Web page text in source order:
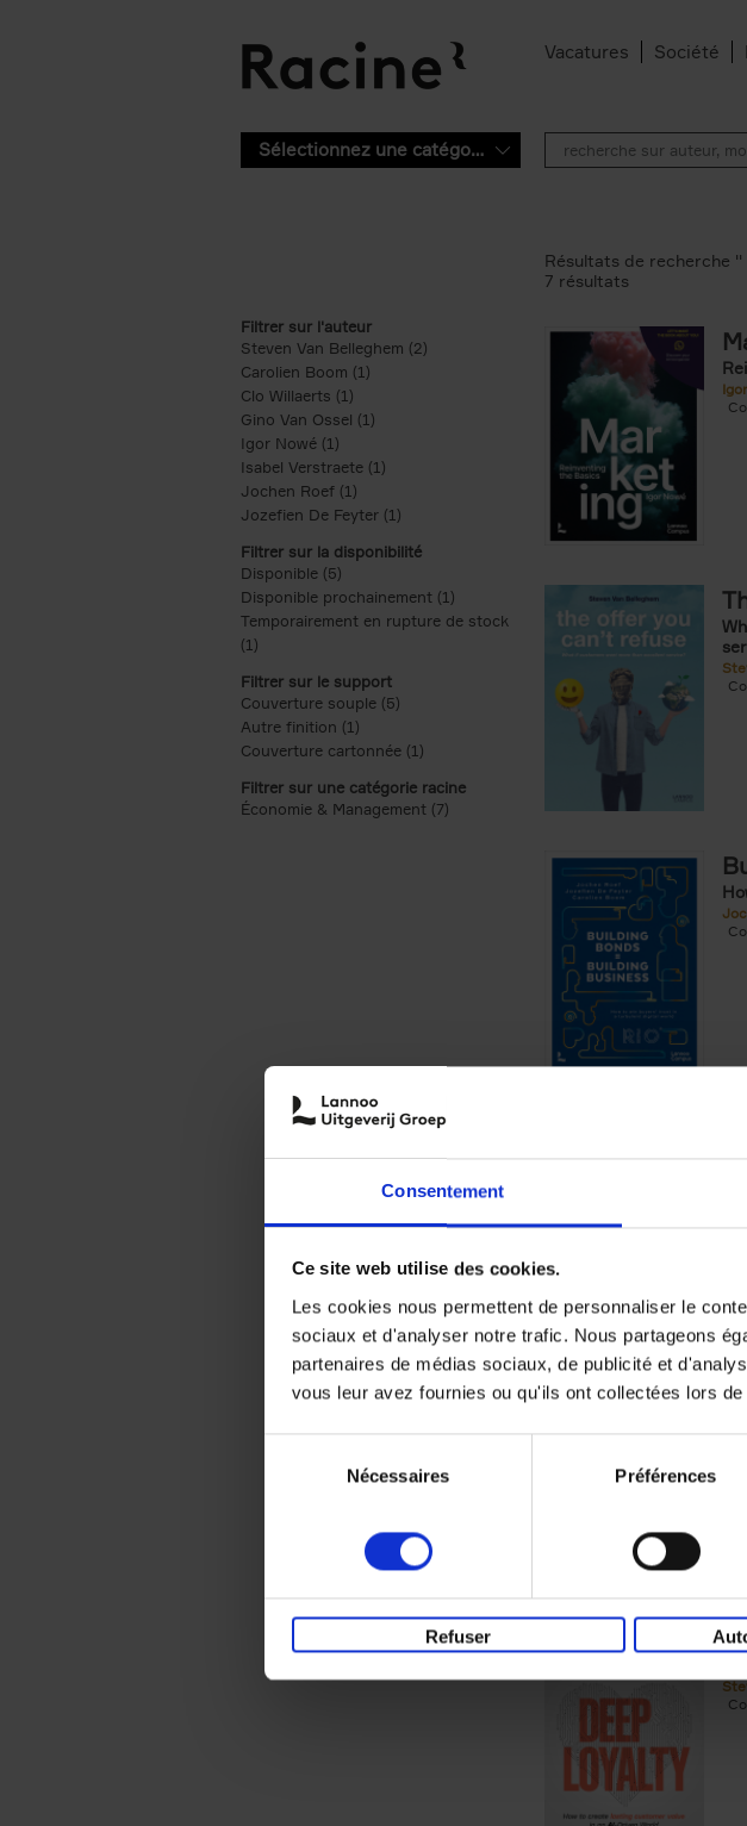
Consentement
Ce site web utilise des cookies.
Les cookies nous permettent de personnaliser le
sociaux et d'analyser notre trafic. Nous partageons
partenaires de médias sociaux, de publicité et
vous leur avez fournies ou qu'ils ont collectées lors
Nécessaires Préférences
Refuser
Vacatures Société
Sélectionnez une catégorie
Filtrer sur l'auteur
Steven Van Belleghem (2) Apply Steven Van Belleghem filter
Carolien Boom (1)
Clo Willaerts (1)
Gino Van Ossel (1)
Igor Nowé (1)
Isabel Verstraete (1) Apply Isabel Verstraete filter
Jochen Roef (1)
Jozefien De Feyter (1) Apply Jozefien De Feyter filter
Filtrer sur la disponibilité
Disponible (5)
Disponible prochainement (1) Apply Disponible prochainement filter
Temporairement en rupture de stock
(1) Apply Temporairement en rupture de stock filter
Filtrer sur le support
Couverture souple (5) Apply Couverture souple filter
Autre finition (1)
Couverture cartonnée (1)
Filtrer sur une catégorie racine
Économie & Management (7) Apply Économie & Management filter
Résultats de recherche ''
7 résultats